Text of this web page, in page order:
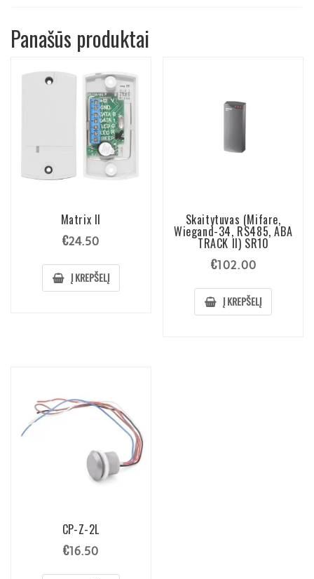
Panašūs produktai
Matrix II
€24.50
Į KREPŠELĮ
Skaitytuvas (Mifare,
Wiegand-34, RS485, ABA
TRACK II) SR10
€102.00
Į KREPŠELĮ
CP-Z-2L
€16.50